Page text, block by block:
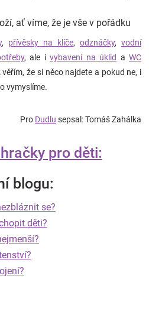
ať víme, že je vše v pořádku
, přívěsky na klíče, odznáčky, vodní
, ale i vybavení na úklid a WC
že si něco najdete a pokud ne, i
vymyslíme.
Pro Dudlu sepsal: Tomáš Zahálka
pro děti:
blogu:
se?
děti?